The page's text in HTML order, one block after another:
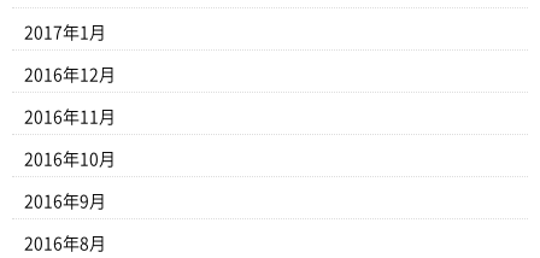
2017年1月
2016年12月
2016年11月
2016年10月
2016年9月
2016年8月